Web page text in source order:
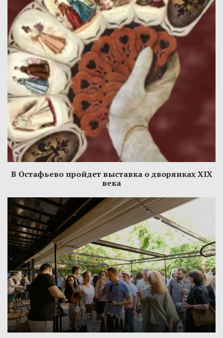
В Остафьево пройдет выставка о дворянках XIX
века